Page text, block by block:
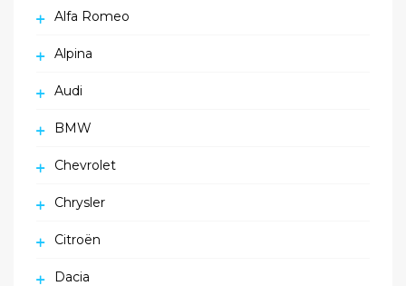
Alfa Romeo
Alpina
Audi
BMW
Chevrolet
Chrysler
Citroën
Dacia